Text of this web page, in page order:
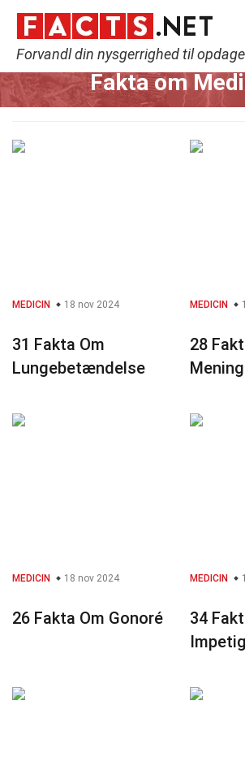
Forvandl din nysgerrighed til
Home Fitness & Velvære
Fakta om
MEDICIN 18 nov 2024
31 Fakta Om
Lungebetændelse
MEDICIN
28
MEDICIN 18 nov 2024
26 Fakta Om Gonoré
MEDICIN
34